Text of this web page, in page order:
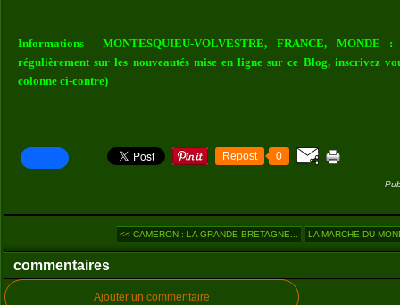
Informations MONTESQUIEU-VOLVESTRE, FRANCE, MONDE
régulièrement sur les nouveautés mise en ligne sur ce Blog, inscrivez
colonne ci-contre)
Repost 0
<< CAMERON : LA GRANDE BRETAGNE... LA MARCHE DU
commentaires
Ajouter un commentaire